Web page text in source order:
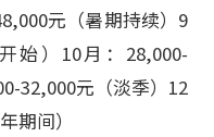
元（暑期持续）9
始）10月：28,000-
32,000元（淡季）12
期间）